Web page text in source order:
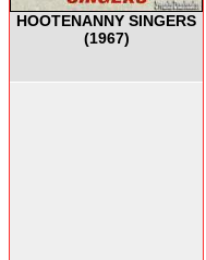
HOOTENANNY SINGERS
(1967)